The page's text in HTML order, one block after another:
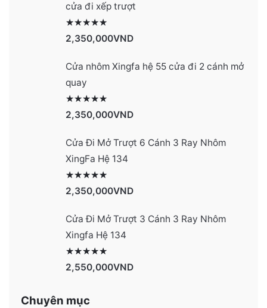
cửa đi xếp trượt
2,350,000VND
Cửa nhôm Xingfa hệ 55 cửa đi 2 cánh mở
quay
2,350,000VND
Cửa Đi Mở Trượt 6 Cánh 3 Ray Nhôm
XingFa Hệ 134
2,350,000VND
Cửa Đi Mở Trượt 3 Cánh 3 Ray Nhôm
Xingfa Hệ 134
2,550,000VND
Chuyên mục